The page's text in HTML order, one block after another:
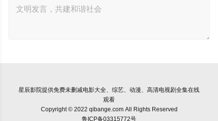
星辰影院提供免费未删减电影大全、综艺、动漫、高清电视剧全集在线
观看
Copyright © 2022 qibange.com All Rights Reserved
鲁ICP备03315772号